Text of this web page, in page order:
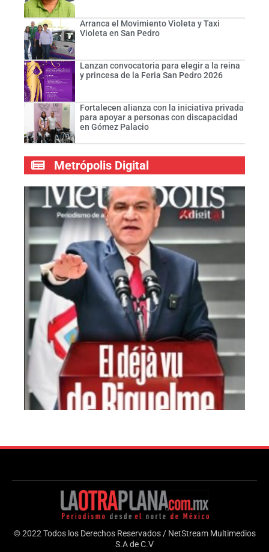
Arranca el Movimiento Violeta y Taxi
Violeta en San Pedro
Lanzan convocatoria para elegir a la reina
y princesa de la Feria San Pedro 2026
Fortalecen alianza con la iniciativa privada
para apoyar a personas con discapacidad
en Gómez Palacio
Metrópolis Digital
© 2022 Todos los Derechos Reservados / NetStream Multimedios
S.A de C.V